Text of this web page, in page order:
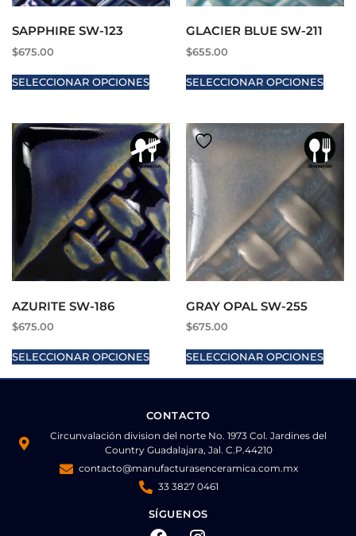
SAPPHIRE SW-123
$675.00
SELECCIONAR OPCIONES
GLACIER BLUE SW-211
$655.00
SELECCIONAR OPCIONES
AZURITE SW-186
$675.00
SELECCIONAR OPCIONES
GRAY OPAL SW-255
$675.00
SELECCIONAR OPCIONES
CONTACTO
Circunvalación division del norte No. 1973 Col. Jardines del
Country Guadalajara, Jal. C.P.44210
contacto@manufacturasenceramica.com.mx
33 3827 0461
SÍGUENOS